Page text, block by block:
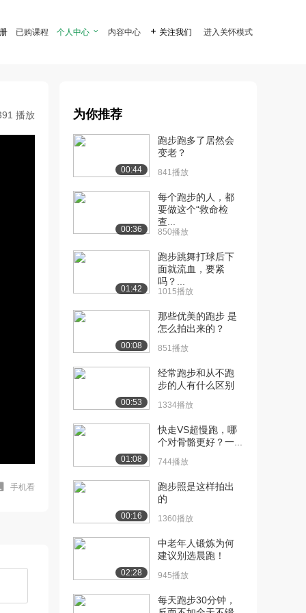
已购课程 个人中心  内容中心  关注我们 进入关怀模式
播放
手机看
为你推荐
00:44
跑步跑多了居然会
变老？
841播放
00:36
每个跑步的人，都
要做这个“救命检
查...
850播放
01:42
跑步跳舞打球后下
面就流血，要紧
吗？...
1015播放
00:08
那些优美的跑步 是
怎么拍出来的？
851播放
00:53
经常跑步和从不跑
步的人有什么区别
1334播放
01:08
快走VS超慢跑，哪
个对骨骼更好？一...
744播放
00:16
跑步照是这样拍出
的
1360播放
02:28
中老年人锻炼为何
建议别选晨跑！
945播放
每天跑步30分钟，